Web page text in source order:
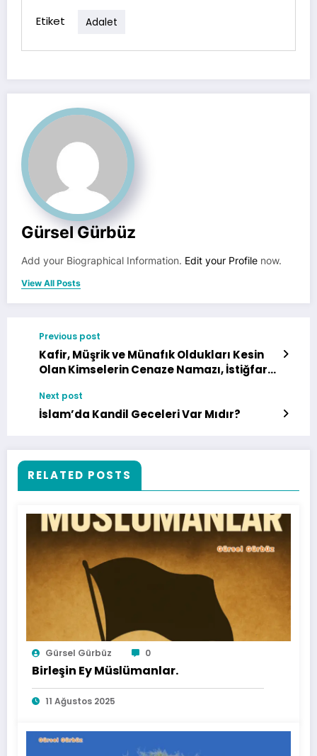
Etiket Adalet
Gürsel Gürbüz
Add your Biographical Information. Edit your Profile now.
View All Posts
Previous post
Kafir, Müşrik ve Münafık Oldukları Kesin
Olan Kimselerin Cenaze Namazı, İstiğfar
Next post
İslam’da Kandil Geceleri Var Mıdır?
RELATED POSTS
Gürsel Gürbüz 0
Birleşin Ey Müslümanlar.
11 Ağustos 2025